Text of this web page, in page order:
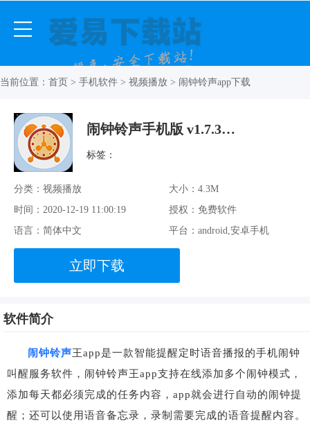
当前位置： 首页 > 手机软件 > 视频播放 > 闹钟铃声app下载
闹钟铃声手机版 v1.7.38 官方最新版
标签：
分类：视频播放
大小：4.3M
时间：2020-12-19 11:00:19
授权：免费软件
语言：简体中文
平台：android,安卓手机
立即下载
软件简介
闹钟铃声王app是一款智能提醒定时语音播报的手机闹钟
叫醒服务软件，闹钟铃声王app支持在线添加多个闹钟模式，
添加每天都必须完成的任务内容，app就会进行自动的闹钟提
醒；还可以使用语音备忘录，录制需要完成的语音提醒内容。